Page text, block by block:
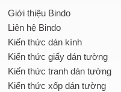
Giới thiệu Bindo
Liên hệ Bindo
Kiến thức dán kính
Kiến thức giấy dán tường
Kiến thức tranh dán tường
Kiến thức xốp dán tường